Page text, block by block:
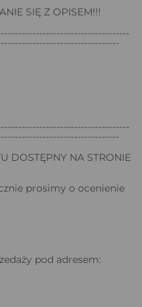
SIĘ Z OPISEM!!!
DOSTĘPNY NA STRONIE
prosimy o ocenienie
pod adresem: